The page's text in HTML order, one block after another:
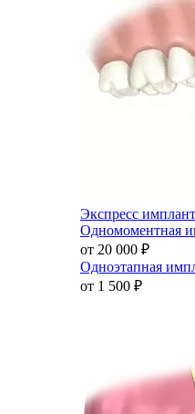
Экспресс
Одномоментная
от 20 000 ₽
Одноэтапная
от 1 500 ₽